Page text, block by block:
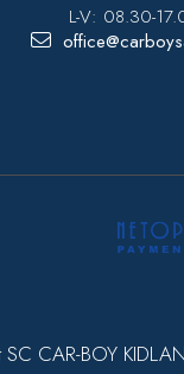
L-V: 08.30-
CAR-BOY